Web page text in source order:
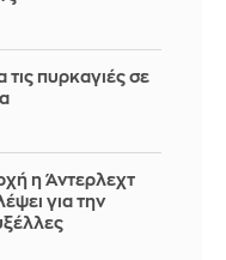
τις πυρκαγιές σε
η Άντερλεχτ
για την